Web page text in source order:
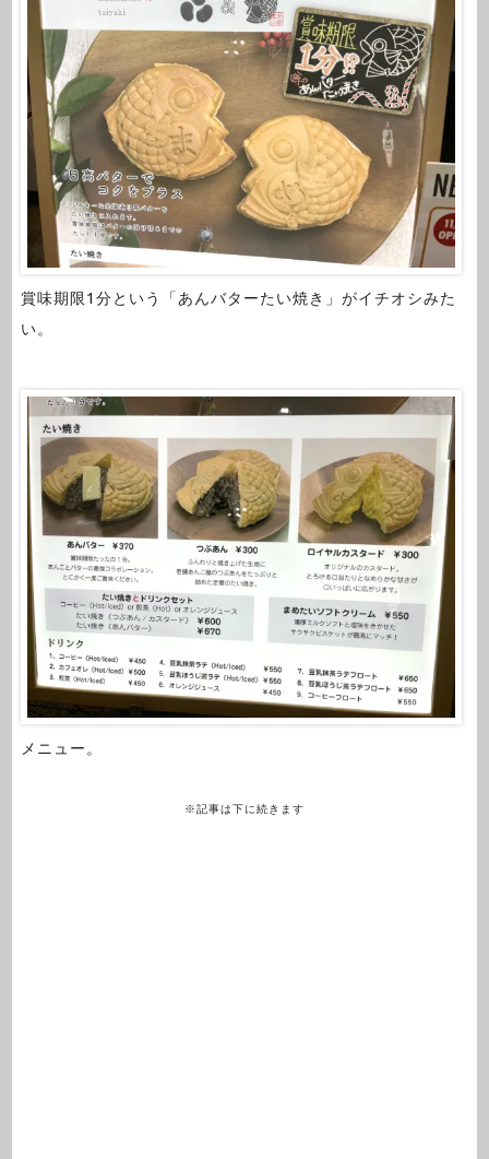
賞味期限1分という「あんバターたい焼き」がイチオシみた
い。
メニュー。
※記事は下に続きます